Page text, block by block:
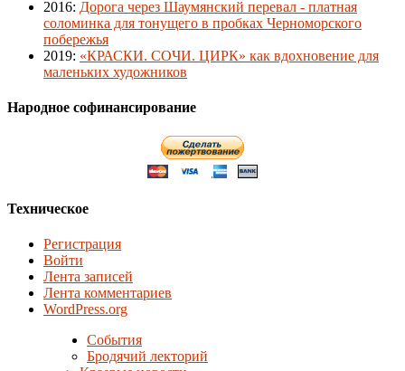
2016: Дорога через Шаумянский перевал - платная
соломинка для тонущего в пробках Черноморского
побережья
2019: «КРАСКИ. СОЧИ. ЦИРК» как вдохновение для
маленьких художников
Народное софинансирование
Техническое
Регистрация
Войти
Лента записей
Лента комментариев
WordPress.org
События
Бродячий лекторий